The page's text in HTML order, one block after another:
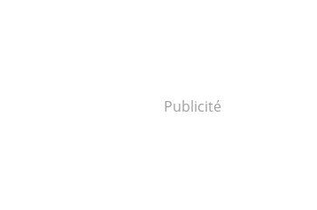
Publicité